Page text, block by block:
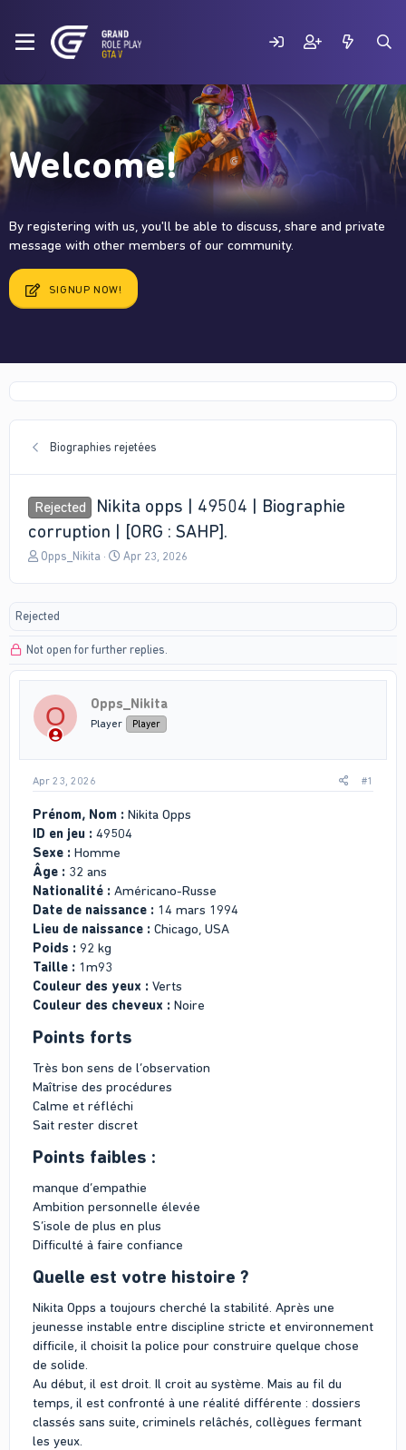
Welcome!
By registering with us, you'll be able to discuss, share and private
message with other members of our community.
SIGNUP NOW!
Biographies rejetées
Rejected
Nikita opps | 49504 | Biographie
corruption | [ORG : SAHP].
T
a
s
t
r
e
Opps_Nikita
S
a
t
Apr 23, 2026
Rejected
Not open for further replies.
O Opps_Nikita
Player Player
Apr 23, 2026 #1
Prénom, Nom : Nikita Opps
ID en jeu : 49504
Sexe : Homme
Âge : 32 ans
Nationalité : Américano-Russe
Date de naissance : 14 mars 1994
Lieu de naissance : Chicago, USA
Poids : 92 kg
Taille : 1m93
Couleur des yeux : Verts
Couleur des cheveux : Noire
Points forts
Très bon sens de l’observation
Maîtrise des procédures
Calme et réfléchi
Sait rester discret
Points faibles :
manque d’empathie
Ambition personnelle élevée
S’isole de plus en plus
Difficulté à faire confiance
Quelle est votre histoire ?
Nikita Opps a toujours cherché la stabilité. Après une
jeunesse instable entre discipline stricte et environnement
difficile, il choisit la police pour construire quelque chose
de solide.
Au début, il est droit. Il croit au système. Mais au fil du
temps, il est confronté à une réalité différente : dossiers
classés sans suite, criminels relâchés, collègues fermant
les yeux.